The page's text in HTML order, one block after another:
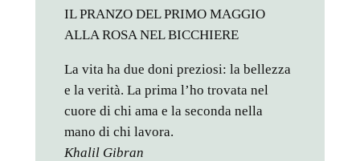
IL PRANZO DEL PRIMO MAGGIO
ALLA ROSA NEL BICCHIERE
La vita ha due doni preziosi: la bellezza
e la verità. La prima l’ho trovata nel
cuore di chi ama e la seconda nella
mano di chi lavora.
Khalil Gibran